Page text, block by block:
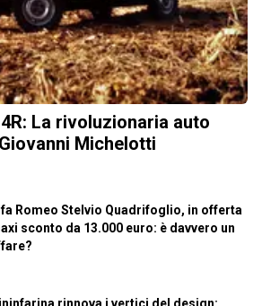
La rivoluzionaria auto
Michelotti
Romeo Stelvio Quadrifoglio, in offerta
sconto da 13.000 euro: è davvero un